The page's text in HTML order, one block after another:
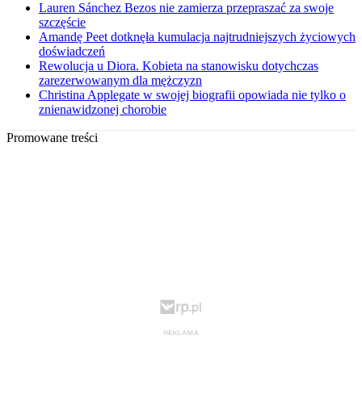
Lauren Sánchez Bezos nie zamierza przepraszać za swoje
szczęście
Amandę Peet dotknęła kumulacja najtrudniejszych życiowych
doświadczeń
Rewolucja u Diora. Kobieta na stanowisku dotychczas
zarezerwowanym dla mężczyzn
Christina Applegate w swojej biografii opowiada nie tylko o
znienawidzonej chorobie
Promowane treści